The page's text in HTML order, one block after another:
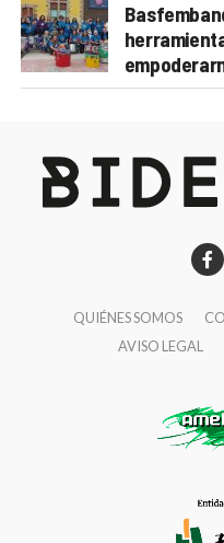
QUIÉNES SOMOS
AVISO LEGAL